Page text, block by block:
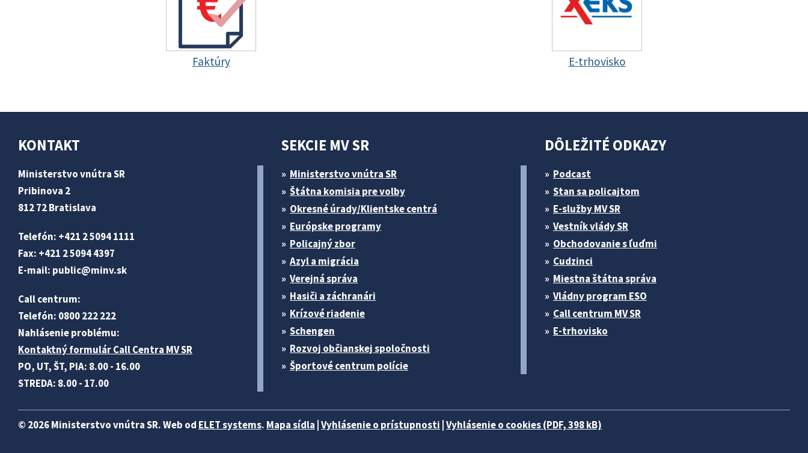
Faktúry E-trhovisko
KONTAKT
Ministerstvo vnútra SR
Pribinova 2
812 72 Bratislava
Telefón: +421 2 5094 1111
Fax: +421 2 5094 4397
E-mail: public@minv.sk
Call centrum:
Telefón: 0800 222 222
Nahlásenie problému:
Kontaktný formulár Call Centra MV SR
PO, UT, ŠT, PIA: 8.00 - 16.00
STREDA: 8.00 - 17.00
SEKCIE MV SR
Ministerstvo vnútra SR
Štátna komisia pre volby
Okresné úrady/Klientske centrá
Európske programy
Policajný zbor
Azyl a migrácia
Verejná správa
Hasiči a záchranári
Krízové riadenie
Schengen
Rozvoj občianskej spoločnosti
Športové centrum polície
DÔLEŽITÉ ODKAZY
Podcast
Stan sa policajtom
E-služby MV SR
Vestník vlády SR
Obchodovanie s ľuďmi
Cudzinci
Miestna štátna správa
Vládny program ESO
Call centrum MV SR
E-trhovisko
© 2026 Ministerstvo vnútra SR. Web od ELET systems. Mapa sídla Vyhlásenie o prístupnosti Vyhlásenie o cookies (PDF, 398 kB)